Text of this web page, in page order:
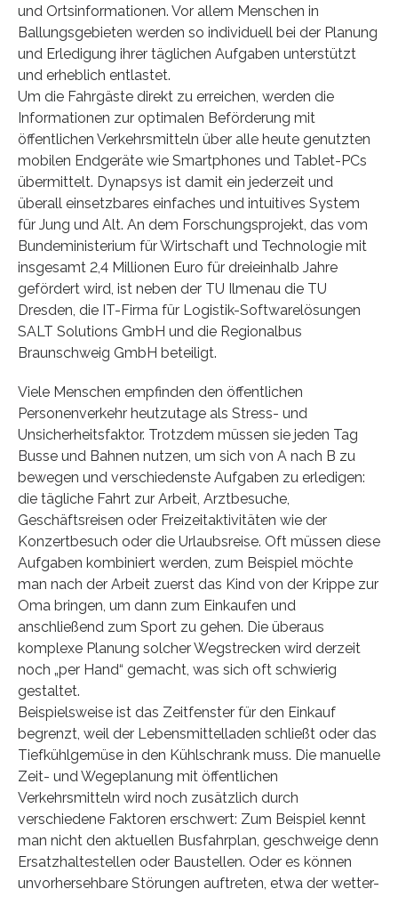
und Ortsinformationen. Vor allem Menschen in
Ballungsgebieten werden so individuell bei der Planung
und Erledigung ihrer täglichen Aufgaben unterstützt
und erheblich entlastet.
Um die Fahrgäste direkt zu erreichen, werden die
Informationen zur optimalen Beförderung mit
öffentlichen Verkehrsmitteln über alle heute genutzten
mobilen Endgeräte wie Smartphones und Tablet-PCs
übermittelt. Dynapsys ist damit ein jederzeit und
überall einsetzbares einfaches und intuitives System
für Jung und Alt. An dem Forschungsprojekt, das vom
Bundeministerium für Wirtschaft und Technologie mit
insgesamt 2,4 Millionen Euro für dreieinhalb Jahre
gefördert wird, ist neben der TU Ilmenau die TU
Dresden, die IT-Firma für Logistik-Softwarelösungen
SALT Solutions GmbH und die Regionalbus
Braunschweig GmbH beteiligt.
Viele Menschen empfinden den öffentlichen
Personenverkehr heutzutage als Stress- und
Unsicherheitsfaktor. Trotzdem müssen sie jeden Tag
Busse und Bahnen nutzen, um sich von A nach B zu
bewegen und verschiedenste Aufgaben zu erledigen:
die tägliche Fahrt zur Arbeit, Arztbesuche,
Geschäftsreisen oder Freizeitaktivitäten wie der
Konzertbesuch oder die Urlaubsreise. Oft müssen diese
Aufgaben kombiniert werden, zum Beispiel möchte
man nach der Arbeit zuerst das Kind von der Krippe zur
Oma bringen, um dann zum Einkaufen und
anschließend zum Sport zu gehen. Die überaus
komplexe Planung solcher Wegstrecken wird derzeit
noch „per Hand“ gemacht, was sich oft schwierig
gestaltet.
Beispielsweise ist das Zeitfenster für den Einkauf
begrenzt, weil der Lebensmittelladen schließt oder das
Tiefkühlgemüse in den Kühlschrank muss. Die manuelle
Zeit- und Wegeplanung mit öffentlichen
Verkehrsmitteln wird noch zusätzlich durch
verschiedene Faktoren erschwert: Zum Beispiel kennt
man nicht den aktuellen Busfahrplan, geschweige denn
Ersatzhaltestellen oder Baustellen. Oder es können
unvorhersehbare Störungen auftreten, etwa der wetter-